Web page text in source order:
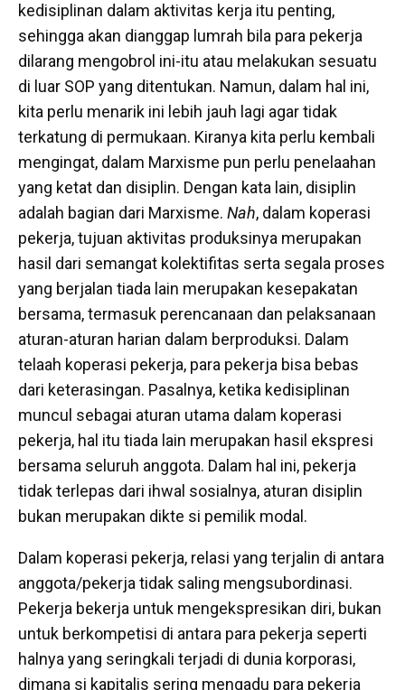
kedisiplinan dalam aktivitas kerja itu penting,
sehingga akan dianggap lumrah bila para pekerja
dilarang mengobrol ini-itu atau melakukan sesuatu
di luar SOP yang ditentukan. Namun, dalam hal ini,
kita perlu menarik ini lebih jauh lagi agar tidak
terkatung di permukaan. Kiranya kita perlu kembali
mengingat, dalam Marxisme pun perlu penelaahan
yang ketat dan disiplin. Dengan kata lain, disiplin
adalah bagian dari Marxisme. Nah, dalam koperasi
pekerja, tujuan aktivitas produksinya merupakan
hasil dari semangat kolektifitas serta segala proses
yang berjalan tiada lain merupakan kesepakatan
bersama, termasuk perencanaan dan pelaksanaan
aturan-aturan harian dalam berproduksi. Dalam
telaah koperasi pekerja, para pekerja bisa bebas
dari keterasingan. Pasalnya, ketika kedisiplinan
muncul sebagai aturan utama dalam koperasi
pekerja, hal itu tiada lain merupakan hasil ekspresi
bersama seluruh anggota. Dalam hal ini, pekerja
tidak terlepas dari ihwal sosialnya, aturan disiplin
bukan merupakan dikte si pemilik modal.
Dalam koperasi pekerja, relasi yang terjalin di antara
anggota/pekerja tidak saling mengsubordinasi.
Pekerja bekerja untuk mengekspresikan diri, bukan
untuk berkompetisi di antara para pekerja seperti
halnya yang seringkali terjadi di dunia korporasi,
dimana si kapitalis sering mengadu para pekerja